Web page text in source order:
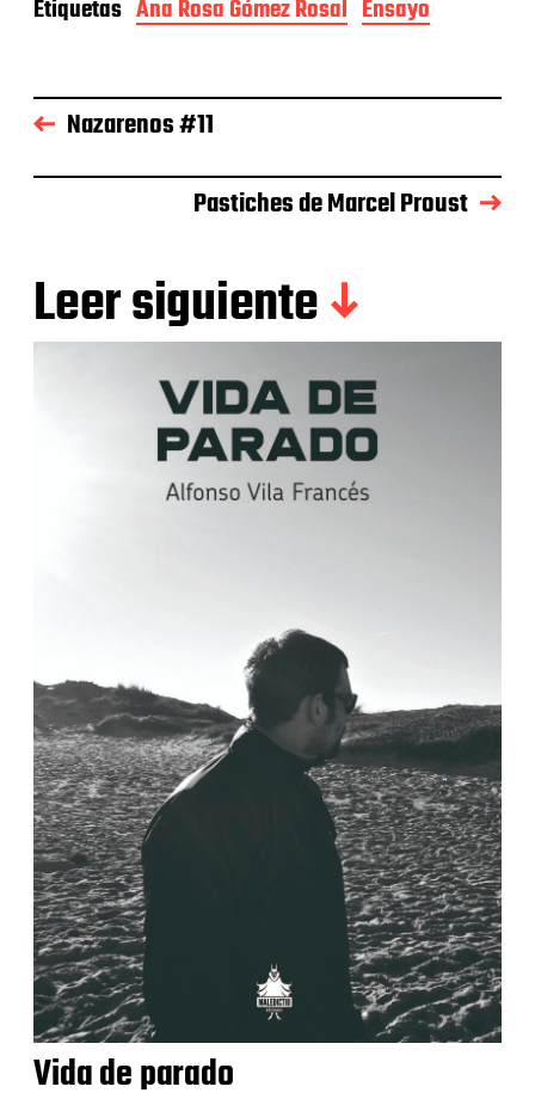
Etiquetas Ana Rosa Gómez Rosal Ensayo
Nazarenos #11
Pastiches de Marcel Proust
Leer siguiente
Vida de parado